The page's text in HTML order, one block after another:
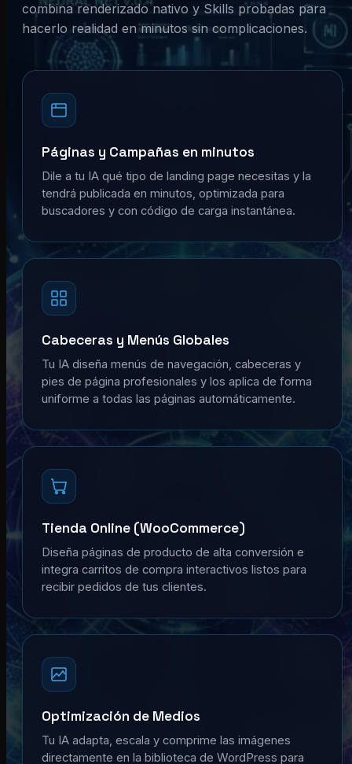
combina renderizado nativo y Skills probadas para
hacerlo realidad en minutos sin complicaciones.
Páginas y Campañas en minutos
Dile a tu IA qué tipo de landing page necesitas y la
tendrá publicada en minutos, optimizada para
buscadores y con código de carga instantánea.
Cabeceras y Menús Globales
Tu IA diseña menús de navegación, cabeceras y
pies de página profesionales y los aplica de forma
uniforme a todas las páginas automáticamente.
Tienda Online (WooCommerce)
Diseña páginas de producto de alta conversión e
integra carritos de compra interactivos listos para
recibir pedidos de tus clientes.
Optimización de Medios
Tu IA adapta, escala y comprime las imágenes
directamente en la biblioteca de WordPress para